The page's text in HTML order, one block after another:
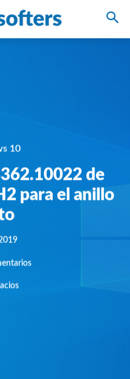
10
de
para el anillo